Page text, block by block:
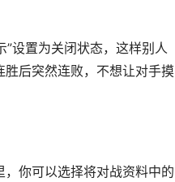
”设置为关闭状态，这样别人
后突然连败，不想让对手摸
你可以选择将对战资料中的